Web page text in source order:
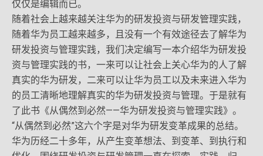
仅仅是编辑而已。
随着社会上越来越关注华为的研发投资与研发管理实践，
随着华为员工越来越多，且没有一个有效途径去了解华为
研发投资与管理实践，我们决定编写一本介绍华为研发投
资与管理实践的书，一来可以让社会上关心华为的人了解
真实的华为研发，二来可以让华为员工以及未来进入华为
的员工清晰地理解真实的华为研发投资与管理。于是就有
了此书《从偶然到必然——华为研发投资与管理实践》。
“从偶然到必然”这六个字是对华为研发变革成果的总结。
华为历经二十多年，从产生变革想法、到变革、到执行和